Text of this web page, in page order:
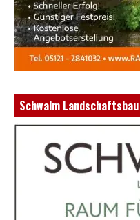
Schwalm Landschaftsbau